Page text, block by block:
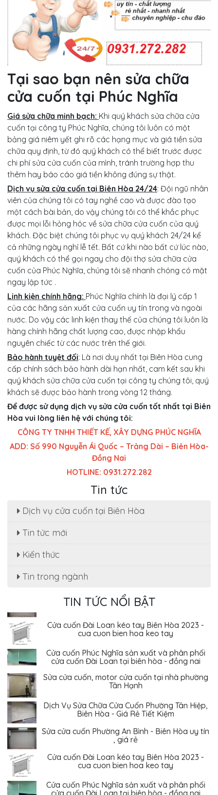
Tại sao bạn nên sửa chữa
cửa cuốn tại Phúc Nghĩa
Giá sửa chữa minh bạch: Khi quý khách sửa chữa cửa
cuốn tại công ty Phúc Nghĩa, chúng tôi luôn có một
bảng giá niêm yết ghi rõ các hạng mục và giá tiền sửa
chữa quy định, từ đó quý khách có thể biết trước được
chi phí sửa cửa cuốn của mình, tránh trường hợp thu
thêm hay báo cáo giá tiền không đúng sự thật.
Dịch vụ sửa cửa cuốn tại Biên Hòa 24/24: Đội ngũ nhân
viên của chúng tôi có tay nghề cao và được đào tạo
một cách bài bản, do vậy chúng tôi có thể khắc phục
được mọi lỗi hỏng hóc về sửa chữa cửa cuốn của quý
khách. Đặc biệt chúng tôi phục vụ quý khách 24/24 kể
cả những ngày nghỉ lễ tết. Bất cứ khi nào bất cứ lúc nào,
quý khách có thể gọi ngay cho đội thợ sửa chữa cửa
cuốn của Phúc Nghĩa, chúng tôi sẽ nhanh chóng có mặt
ngay lập tức .
Linh kiện chính hãng: Phúc Nghĩa chính là đại lý cấp 1
của các hãng sản xuất cửa cuốn uy tín trong và ngoài
nước. Do vậy các linh kiện thay thế của chúng tôi luôn là
hàng chính hãng chất lượng cao, được nhập khẩu
nguyên chiếc từ các nước trên thế giới.
Bảo hành tuyệt đối: Là nơi duy nhất tại Biên Hòa cung
cấp chính sách bảo hành dài hạn nhất, cam kết sau khi
quý khách sửa chữa cửa cuốn tại công ty chúng tôi, quý
khách sẽ được bảo hành trong vòng 12 tháng.
Để được sử dụng dịch vụ sửa cửa cuốn tốt nhất tại Biên
Hòa vui lòng liên hệ với chúng tôi:
CÔNG TY TNHH THIẾT KẾ, XÂY DỰNG PHÚC NGHĨA
ADD: Số 990 Nguyễn Ái Quốc – Trảng Dài – Biên Hòa-
Đồng Nai
HOTLINE: 0931.272.282
Tin tức
Dịch vụ cửa cuốn tại Biên Hòa
Tin tức mới
Kiến thức
Tin trong ngành
TIN TỨC NỔI BẬT
Sửa cửa cuốn, motor cửa cuốn tại nhà phường
Biên Hòa - Giá Rẻ Tiết Kiệm
, giá rẻ
cua cuon bien hoa keo tay
cửa cuốn Đài Loan tại biên hòa - đồng nai
Sửa cửa cuốn, motor cửa cuốn tại nhà phường
Tân Hạnh
Biên Hòa - Giá Rẻ Tiết Kiệm
, giá rẻ
cua cuon bien hoa keo tay
cửa cuốn Đài Loan tại biên hòa - đồng nai